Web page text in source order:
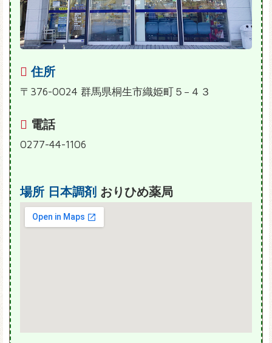
住所
〒376-0024 群馬県桐生市織姫町５−４３
電話
0277-44-1106
場所 日本調剤 おりひめ薬局